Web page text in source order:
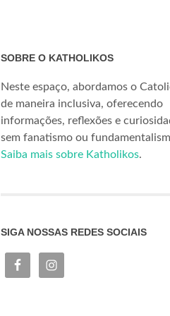
SOBRE O KATHOLIKOS
Neste espaço, abordamos o
de maneira inclusiva, oferecendo
informações, reflexões e
sem fanatismo ou
Saiba mais sobre Katholikos.
SIGA NOSSAS REDES SOCIAIS